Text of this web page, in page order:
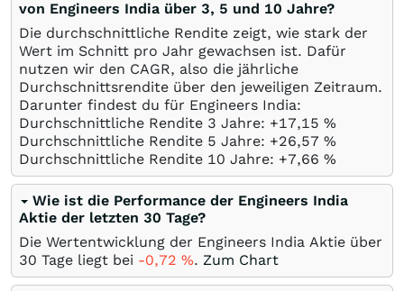
von Engineers India über 3, 5 und 10 Jahre?
Die durchschnittliche Rendite zeigt, wie stark der
Wert im Schnitt pro Jahr gewachsen ist. Dafür
nutzen wir den CAGR, also die jährliche
Durchschnittsrendite über den jeweiligen Zeitraum.
Darunter findest du für Engineers India:
Durchschnittliche Rendite 3 Jahre: +17,15 %
Durchschnittliche Rendite 5 Jahre: +26,57 %
Durchschnittliche Rendite 10 Jahre: +7,66 %
Wie ist die Performance der Engineers India
Aktie der letzten 30 Tage?
Die Wertentwicklung der Engineers India Aktie über
30 Tage liegt bei -0,72 %. Zum Chart